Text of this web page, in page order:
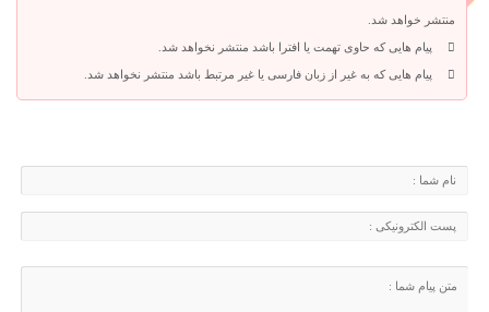
منتشر خواهد شد.
پیام هایی که حاوی تهمت یا افترا باشد منتشر نخواهد شد.
پیام هایی که به غیر از زبان فارسی یا غیر مرتبط باشد منتشر نخواهد شد.